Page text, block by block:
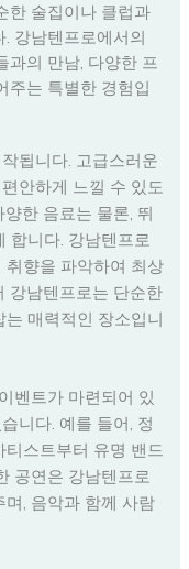
한 술집이나 클럽과
강남텐프로에서의
과의 만남, 다양한 프
주는 특별한 경험입
됩니다. 고급스러운
안하게 느낄 수 있도
한 음료는 물론, 뛰
합니다. 강남텐프로
취향을 파악하여 최상
강남텐프로는 단순한
매력적인 장소입니
벤트가 마련되어 있
니다. 예를 들어, 정
스트부터 유명 밴드
공연은 강남텐프로
, 음악과 함께 사람